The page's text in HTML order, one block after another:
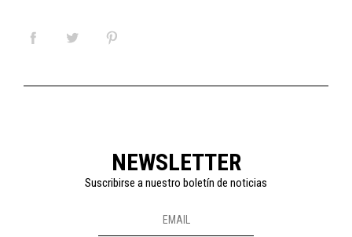
NEWSLETTER
Suscribirse a nuestro boletín de noticias